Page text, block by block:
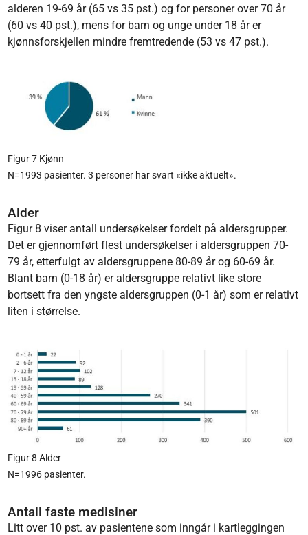
alderen 19-69 år (65 vs 35 pst.) og for personer over 70 år
(60 vs 40 pst.), mens for barn og unge under 18 år er
kjønnsforskjellen mindre fremtredende (53 vs 47 pst.).
Figur 7 Kjønn
N=1993 pasienter. 3 personer har svart «ikke aktuelt».
Alder
Figur 8 viser antall undersøkelser fordelt på aldersgrupper.
Det er gjennomført flest undersøkelser i aldersgruppen 70-
79 år, etterfulgt av aldersgruppene 80-89 år og 60-69 år.
Blant barn (0-18 år) er aldersgruppe relativt like store
bortsett fra den yngste aldersgruppen (0-1 år) som er relativt
liten i størrelse.
Figur 8 Alder
N=1996 pasienter.
Antall faste medisiner
Litt over 10 pst. av pasientene som inngår i kartleggingen